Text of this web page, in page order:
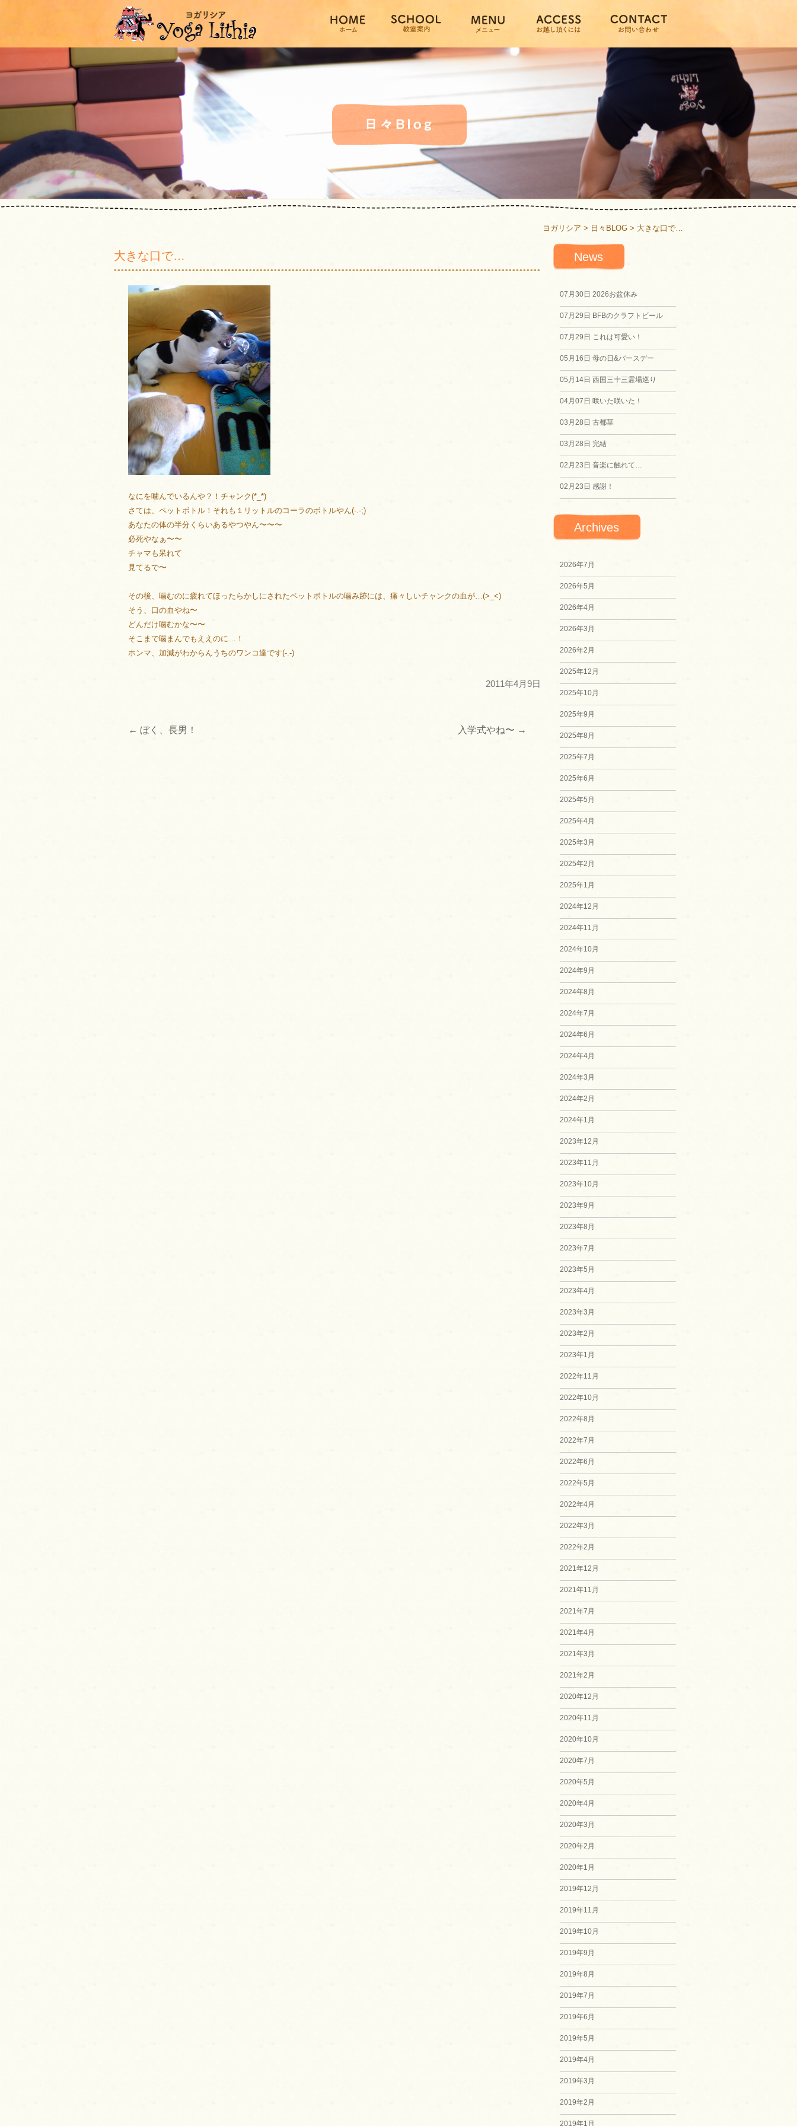
ヨガリシア > 日々BLOG > 大きな口で…
大きな口で…
なにを噛んでいるんや？！チャンク(*_*)
さては、ペットボトル！それも１リットルのコーラのボトルやん(-.-;)
あなたの体の半分くらいあるやつやん〜〜〜
必死やなぁ〜〜
チャマも呆れて
見てるで〜
その後、噛むのに疲れてほったらかしにされたペットボトルの噛み跡には、痛々しいチャンクの血が…(>_<)
そう、口の血やね〜
どんだけ噛むかな〜〜
そこまで噛まんでもええのに…！
ホンマ、加減がわからんうちのワンコ達です(-.-)
2011年4月9日
投
← ぼく、長男！ 入学式やね〜 →
News
07月30日 2026お盆休み
07月29日 BFBのクラフトビール
07月29日 これは可愛い！
05月16日 母の日&バースデー
05月14日 西国三十三霊場巡り
04月07日 咲いた咲いた！
03月28日 古都華
03月28日 完結
02月23日 音楽に触れて…
02月23日 感謝！
Archives
2026年7月
2026年5月
2026年4月
2026年3月
2026年2月
2025年12月
2025年10月
2025年9月
2025年8月
2025年7月
2025年6月
2025年5月
2025年4月
2025年3月
2025年2月
2025年1月
2024年12月
2024年11月
2024年10月
2024年9月
2024年8月
2024年7月
2024年6月
2024年4月
2024年3月
2024年2月
2024年1月
2023年12月
2023年11月
2023年10月
2023年9月
2023年8月
2023年7月
2023年5月
2023年4月
2023年3月
2023年2月
2023年1月
2022年11月
2022年10月
2022年8月
2022年7月
2022年6月
2022年5月
2022年4月
2022年3月
2022年2月
2021年12月
2021年11月
2021年7月
2021年4月
2021年3月
2021年2月
2020年12月
2020年11月
2020年10月
2020年7月
2020年5月
2020年4月
2020年3月
2020年2月
2020年1月
2019年12月
2019年11月
2019年10月
2019年9月
2019年8月
2019年7月
2019年6月
2019年5月
2019年4月
2019年3月
2019年2月
2019年1月